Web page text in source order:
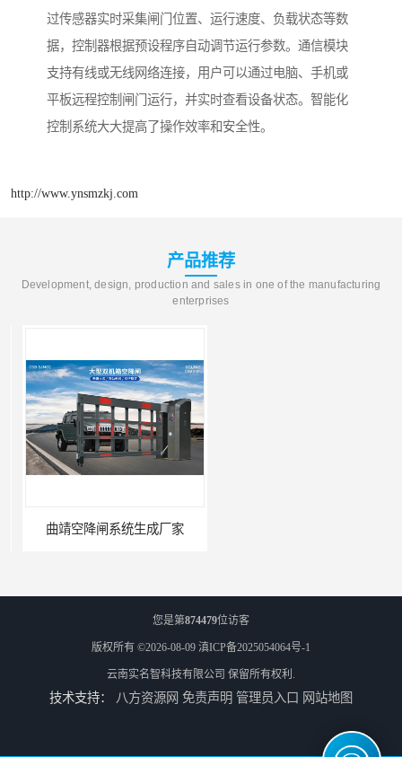
过传感器实时采集闸门位置、运行速度、负载状态等数
据，控制器根据预设程序自动调节运行参数。通信模块
支持有线或无线网络连接，用户可以通过电脑、手机或
平板远程控制闸门运行，并实时查看设备状态。智能化
控制系统大大提高了操作效率和安全性。
http://www.ynsmzkj.com
产品推荐
Development, design, production and sales in one of the manufacturing
enterprises
曲靖空降闸系统生成厂家
您是第874479位访客
版权所有 ©2026-08-09 滇ICP备2025054064号-1
云南实名智科技有限公司 保留所有权利.
技术支持： 八方资源网 免责声明 管理员入口 网站地图